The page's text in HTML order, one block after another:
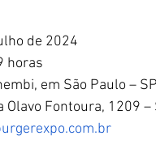
de 2024
horas
em São Paulo –
Olavo Fontoura, 1209 –